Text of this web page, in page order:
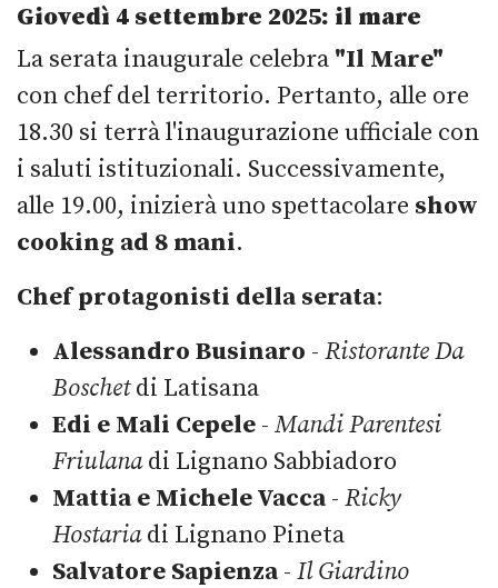
Giovedì 4 settembre 2025: il mare
La serata inaugurale celebra "Il Mare"
con chef del territorio. Pertanto, alle ore
18.30 si terrà l'inaugurazione ufficiale con
i saluti istituzionali. Successivamente,
alle 19.00, inizierà uno spettacolare show
cooking ad 8 mani.
Chef protagonisti della serata:
Alessandro Businaro - Ristorante Da
Boschetdi Latisana
Edi e Mali Cepele - Mandi Parentesi
Friulanadi Lignano Sabbiadoro
Mattia e Michele Vacca- Ricky
Hostariadi Lignano Pineta
Salvatore Sapienza- Il Giardino